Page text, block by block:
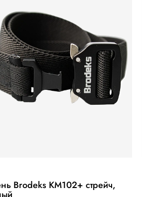
Brodeks KM102+ стрейч,